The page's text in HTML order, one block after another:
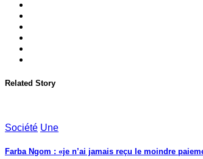
Related Story
Société Une
Farba Ngom : «je n’ai jamais reçu le moindre